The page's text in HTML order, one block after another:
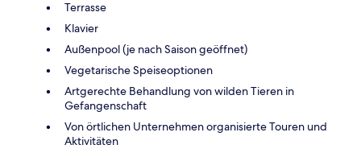
Terrasse
Klavier
Außenpool (je nach Saison geöffnet)
Vegetarische Speiseoptionen
Artgerechte Behandlung von wilden Tieren in
Gefangenschaft
Von örtlichen Unternehmen organisierte Touren und
Aktivitäten